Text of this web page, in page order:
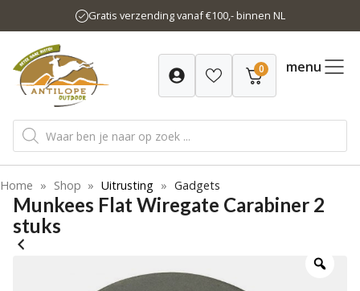
naar
inhoud
Gratis verzending vanaf €100,- binnen NL
0 menu
Producten
zoeken
Home » Shop » Uitrusting » Gadgets
Munkees Flat Wiregate Carabiner 2
stuks